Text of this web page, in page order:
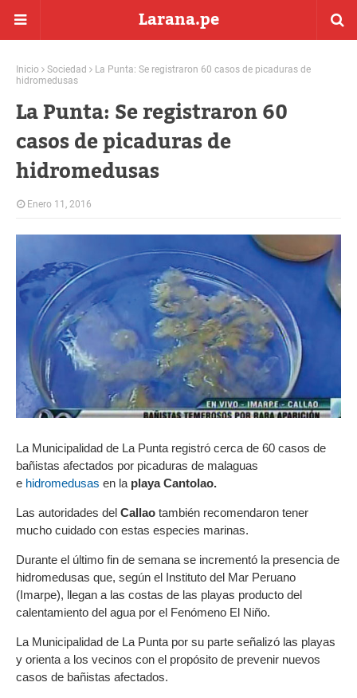
Larana.pe
Inicio Sociedad
La Punta: Se registraron 60 casos de picaduras de
hidromedusas
La Punta: Se registraron 60
casos de picaduras de
hidromedusas
Enero 11, 2016
La Municipalidad de La Punta registró cerca de 60 casos de
bañistas afectados por picaduras de malaguas
e hidromedusas en la playa Cantolao.
Las autoridades del Callao también recomendaron tener
mucho cuidado con estas especies marinas.
Durante el último fin de semana se incrementó la presencia de
hidromedusas que, según el Instituto del Mar Peruano
(Imarpe), llegan a las costas de las playas producto del
calentamiento del agua por el Fenómeno El Niño.
La Municipalidad de La Punta por su parte señalizó las playas
y orienta a los vecinos con el propósito de prevenir nuevos
casos de bañistas afectados.